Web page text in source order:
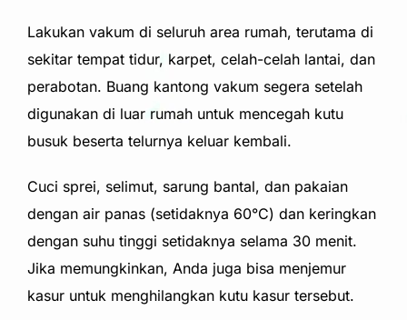
Lakukan vakum di seluruh area rumah, terutama di
sekitar tempat tidur, karpet, celah-celah lantai, dan
perabotan. Buang kantong vakum segera setelah
digunakan di luar rumah untuk mencegah kutu
busuk beserta telurnya keluar kembali.
Cuci sprei, selimut, sarung bantal, dan pakaian
dengan air panas (setidaknya 60°C) dan keringkan
dengan suhu tinggi setidaknya selama 30 menit.
Jika memungkinkan, Anda juga bisa menjemur
kasur untuk menghilangkan kutu kasur tersebut.